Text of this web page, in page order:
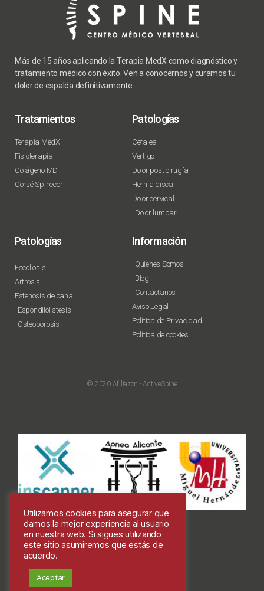
Más de 15 años aplicando la Terapia MedX como diagnóstico y
tratamiento médico con éxito. Ven a conocernos y curamos tu
dolor de espalda definitivamente.
Tratamientos
Terapia MedX
Fisioterapia
Colágeno MD
Corsé Spinecor
Patologías
Cefalea
Vertigo
Dolor post cirugía
Hernia discal
Dolor cervical
Dolor lumbar
Patologías
Escoliosis
Artrosis
Estenosis de canal
Espondilolistesis
Osteoporosis
Información
Quienes Somos
Blog
Contáctanos
Aviso Legal
Política de Privacidad
Política de cookies
© 2020 Afiliazon - ActiveSpine
Utilizamos cookies para asegurar que
damos la mejor experiencia al usuario
en nuestra web. Si sigues utilizando
este sitio asumiremos que estás de
acuerdo.
Aceptar